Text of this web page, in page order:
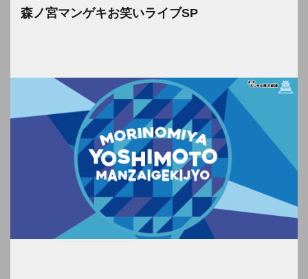
森ノ宮マンゲキお笑いライブSP